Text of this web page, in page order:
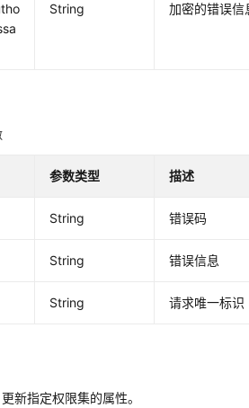
String 加密的错误信
参数类型 描述
String 错误码
String 错误信息
String 请求唯一标识
新指定权限集的属性。